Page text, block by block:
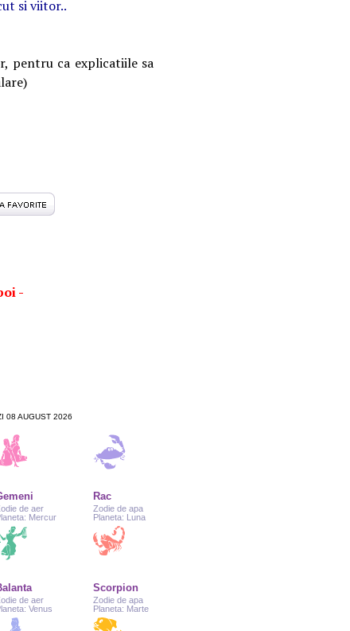
si viitor..
pentru ca explicatiile sa
-
08 AUGUST 2026
de aer
Mercur
Rac
Zodie de apa
Planeta: Luna
de aer
Venus
Scorpion
Zodie de apa
Planeta: Marte